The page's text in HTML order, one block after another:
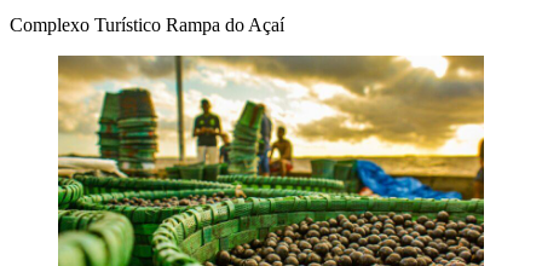
Complexo Turístico Rampa do Açaí